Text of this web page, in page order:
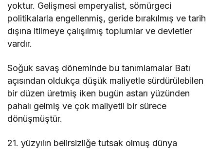
yoktur. Gelişmesi emperyalist, sömürgeci
politikalarla engellenmiş, geride bırakılmış ve tarih
dışına itilmeye çalışılmış toplumlar ve devletler
vardır.
Soğuk savaş döneminde bu tanımlamalar Batı
açısından oldukça düşük maliyetle sürdürülebilen
bir düzen üretmiş iken bugün astarı yüzünden
pahalı gelmiş ve çok maliyetli bir sürece
dönüşmüştür.
21. yüzyılın belirsizliğe tutsak olmuş dünya